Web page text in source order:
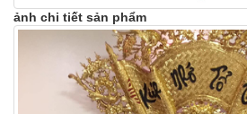
ảnh chi tiết sản phẩm